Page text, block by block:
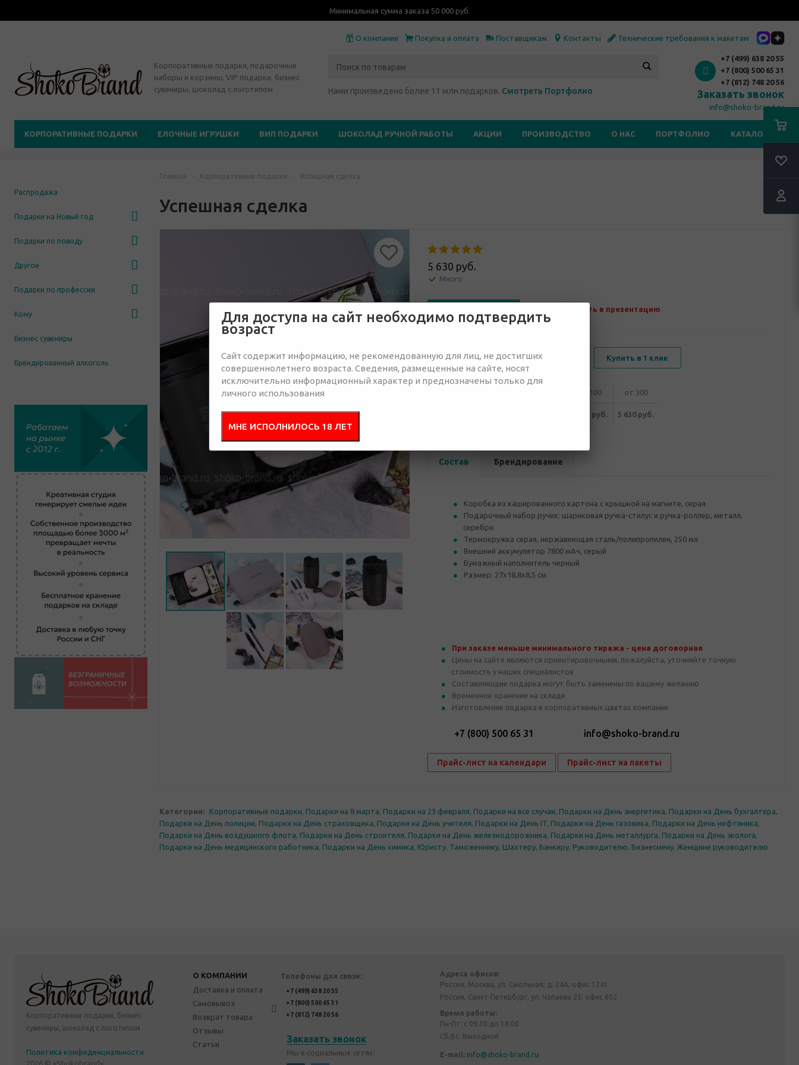
Минимальная сумма заказа 50 000 руб.
О компании Покупка и оплата Поставщикам Контакты Технические требования к макетам
Корпоративные подарки, подарочные
наборы и корзины, VIP подарки, бизнес
сувениры, шоколад с логотипом
Нами произведено более 11 млн.подарков. Смотреть Портфолио
+7 (499) 638 20 55
+7 (800) 500 65 31
+7 (812) 748 20 56
Заказать звонок
info@shoko-brand.ru
КОРПОРАТИВНЫЕ ПОДАРКИ ЕЛОЧНЫЕ ИГРУШКИ ВИП ПОДАРКИ ШОКОЛАД РУЧНОЙ РАБОТЫ АКЦИИ ПРОИЗВОДСТВО О НАС ПОРТФОЛИО КАТАЛОГИ
Распродажа
Подарки на Новый год
Подарки по поводу
Другое
Подарки по профессии
Кому
Бизнес сувениры
Брендированный алкоголь
Главная - Корпоративные подарки - Успешная сделка
Успешная сделка
5 630 руб.
Много
Добавить в презентацию
В корзину Купить в 1 клик
от 100 от 300
5 720 руб. 5 630 руб.
Состав Брендирование
Коробка из кашированного картона с крышкой на магните, серая
Подарочный набор ручек: шариковая ручка-стилус и ручка-роллер, металл,
серебро
Термокружка серая, нержавеющая сталь/полипропилен, 250 мл
Внешний аккумулятор 7800 мАч, серый
Бумажный наполнитель черный
Размер: 27х18,8х8,5 см
При заказе меньше минимального тиража - цена договорная
Цены на сайте являются ориентировочными, пожалуйста, уточняйте точную
стоимость у наших специалистов
Составляющие подарка могут быть заменены по вашему желанию
Временное хранение на складе
Изготовление подарка в корпоративных цветах компании
+7 (800) 500 65 31 info@shoko-brand.ru
Прайс-лист на календари Прайс-лист на пакеты
Категории: Корпоративные подарки, Подарки на 8 марта, Подарки на 23 февраля, Подарки на все случаи, Подарки на День энергетика, Подарки на День бухгалтера,
Подарки на День полиции, Подарки на День страховщика, Подарки на День учителя, Подарки на День IT, Подарки на День газовика, Подарки на День нефтяника,
Подарки на День воздушного флота, Подарки на День строителя, Подарки на День железнодорожника, Подарки на День металлурга, Подарки на День эколога,
Подарки на День медицинского работника, Подарки на День химика, Юристу, Таможеннику, Шахтеру, Банкиру, Руководителю, Бизнесмену, Женщине руководителю
Корпоративные подарки, бизнес
сувениры, шоколад с логотипом
Политика конфиденциальности
2026 © «Shokobrand»
О КОМПАНИИ
Доставка и оплата
Самовывоз
Возврат товара
Отзывы
Статьи
Телефоны для связи:
+7 (499) 638 20 55
+7 (800) 500 65 31
+7 (812) 748 20 56
Заказать звонок
Мы в социальных сетях:
Адреса офисов:
Россия, Москва, ул. Смольная, д. 24А, офис 1241
Россия, Санкт-Петербург, ул. Чапаева 25, офис 602
Время работы:
Пн-Пт: с 09:30 до 18:00
Сб,Вс: Выходной
E-mail: info@shoko-brand.ru
Для доступа на сайт необходимо подтвердить
возраст
Сайт содержит информацию, не рекомендованную для лиц, не достигших
совершеннолетнего возраста. Сведения, размещенные на сайте, носят
исключительно информационный характер и преднозначены только для
личного использования
МНЕ ИСПОЛНИЛОСЬ 18 ЛЕТ